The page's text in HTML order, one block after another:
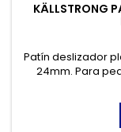
KÄLLSTRONG
Patín deslizador
24mm. Para